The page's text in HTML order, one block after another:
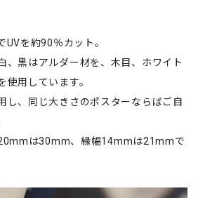
UVを約90％カット。
、黒はアルダー材を、木目、ホワイト
使用しています。
し、同じ大きさのポスターならばご自
は30mm、縁幅14mmは21mmで